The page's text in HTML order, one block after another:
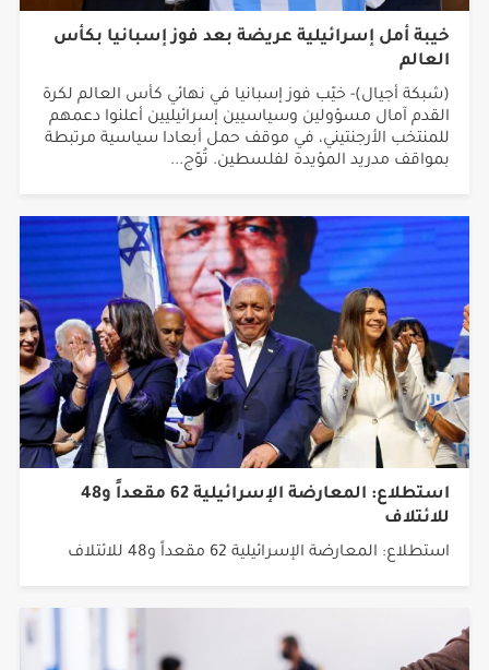
خيبة أمل إسرائيلية عريضة بعد فوز إسبانيا بكأس
العالم
(شبكة أجيال)- خيّب فوز إسبانيا في نهائي كأس العالم لكرة
القدم آمال مسؤولين وسياسيين إسرائيليين أعلنوا دعمهم
للمنتخب الأرجنتيني، في موقف حمل أبعادا سياسية مرتبطة
بمواقف مدريد المؤيدة لفلسطين. تُوّج...
استطلاع: المعارضة الإسرائيلية 62 مقعداً و48
للائتلاف
استطلاع: المعارضة الإسرائيلية 62 مقعداً و48 للائتلاف